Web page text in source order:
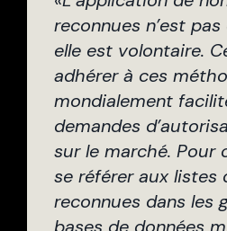
reconnues n’est
elle est volontaire.
adhérer à ces
mondialement
demandes
sur le marché. Pour
se référer aux listes
reconnues dans les
bases de données